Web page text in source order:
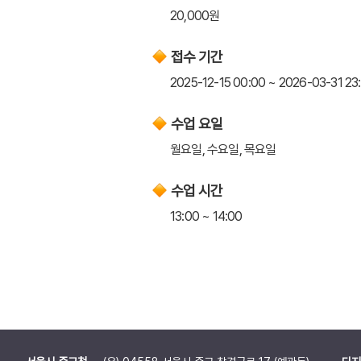
20,000원
접수 기간
2025-12-15 00:00 ~ 2026-03-31
수업 요일
월요일, 수요일, 목요일
수업 시간
13:00 ~ 14:00